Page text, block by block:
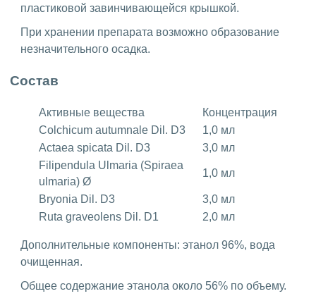
пластиковой завинчивающейся крышкой.
При хранении препарата возможно образование
незначительного осадка.
Состав
Активные вещества
Концентрация
Colchicum autumnale Dil. D3
1,0 мл
Actaea spicata Dil. D3
3,0 мл
Filipendula Ulmaria (Spiraea
ulmaria) Ø
1,0 мл
Bryonia Dil. D3
3,0 мл
Ruta graveolens Dil. D1
2,0 мл
Дополнительные компоненты: этанол 96%, вода
очищенная.
Общее содержание этанола около 56% по объему.